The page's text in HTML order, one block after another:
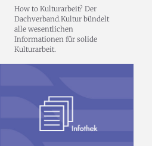
How to Kulturarbeit? Der
Dachverband.Kultur bündelt
alle wesentlichen
Informationen für solide
Kulturarbeit.